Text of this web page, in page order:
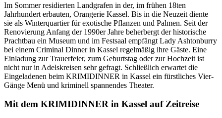
Im Sommer residierten Landgrafen in der, im frühen 18ten
Jahrhundert erbauten, Orangerie Kassel. Bis in die Neuzeit diente
sie als Winterquartier für exotische Pflanzen und Palmen. Seit der
Renovierung Anfang der 1990er Jahre beherbergt der historische
Prachtbau ein Museum und im Festsaal empfängt Lady Ashtonburry
bei einem Criminal Dinner in Kassel regelmäßig ihre Gäste. Eine
Einladung zur Trauerfeier, zum Geburtstag oder zur Hochzeit ist
nicht nur in Adelskreisen sehr gefragt. Schließlich erwartet die
Eingeladenen beim KRIMIDINNER in Kassel ein fürstliches Vier-
Gänge Menü und kriminell spannendes Theater.
Mit dem KRIMIDINNER in Kassel auf Zeitreise